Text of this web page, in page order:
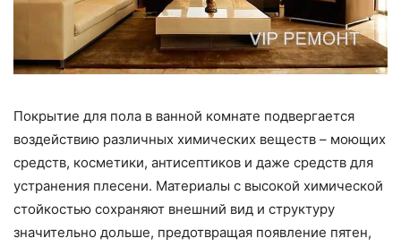
Покрытие для пола в ванной комнате подвергается
воздействию различных химических веществ – моющих
средств, косметики, антисептиков и даже средств для
устранения плесени. Материалы с высокой химической
стойкостью сохраняют внешний вид и структуру
значительно дольше, предотвращая появление пятен,